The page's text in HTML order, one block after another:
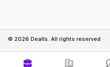
© 2026 Dealls. All rights reserved